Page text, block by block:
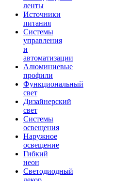
ленты
Источники
питания
Системы
управления
и
автоматизации
Алюминиевые
профили
Функциональный
свет
Дизайнерский
свет
Системы
освещения
Наружное
освещение
Гибкий
неон
Светодиодный